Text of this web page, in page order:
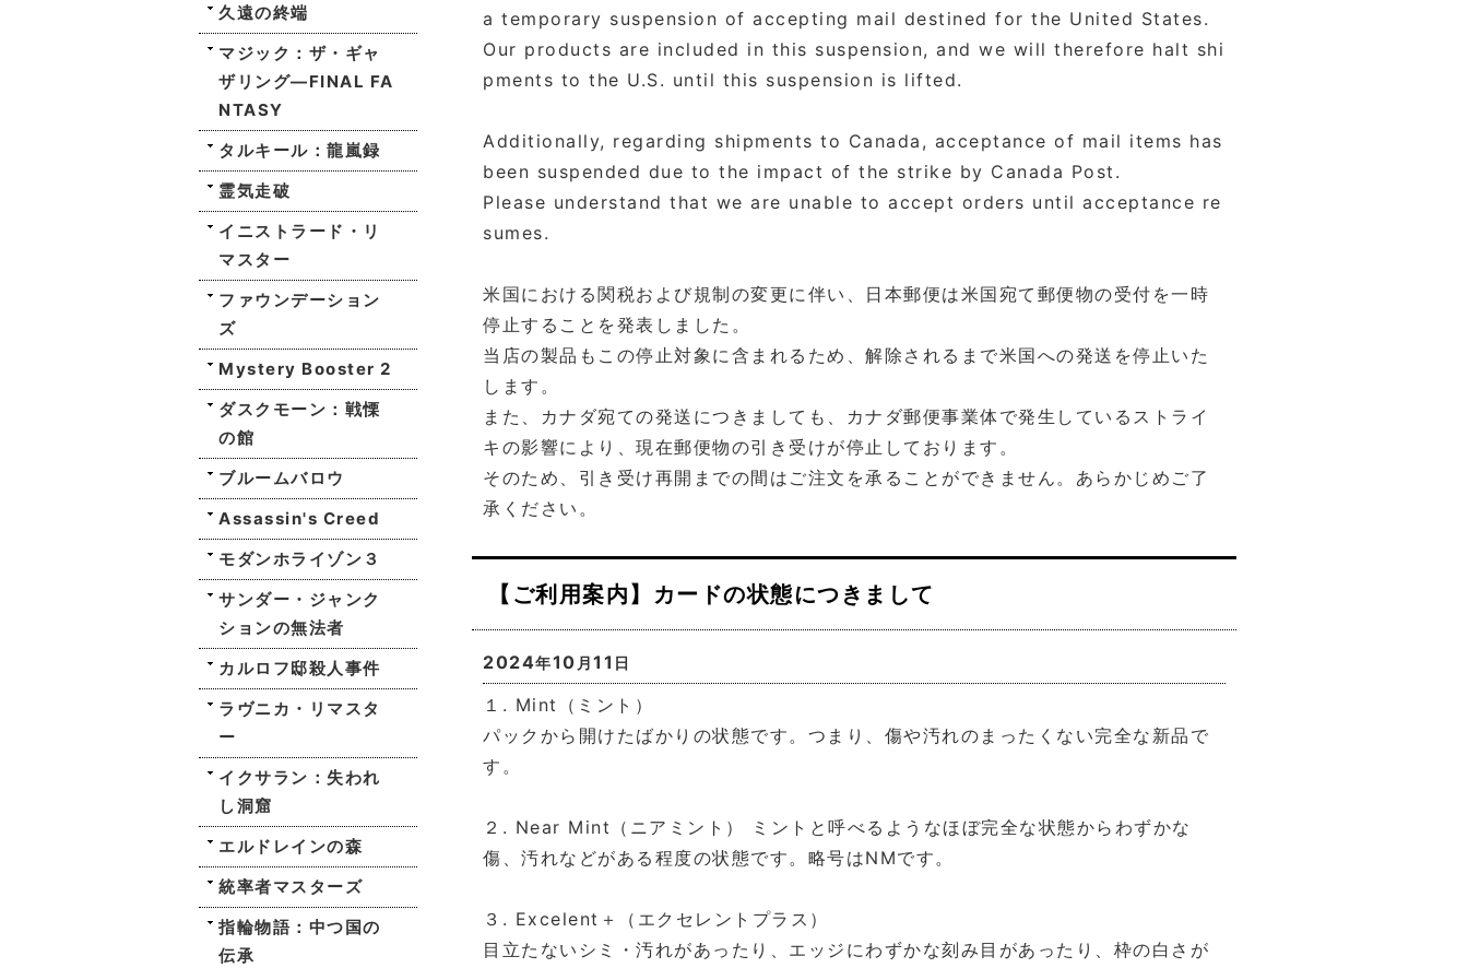
久遠の終端
マジック：ザ・ギャ
ザリング—FINAL FA
NTASY
タルキール：龍嵐録
霊気走破
イニストラード・リ
マスター
ファウンデーション
ズ
Mystery Booster 2
ダスクモーン：戦慄
の館
ブルームバロウ
Assassin's Creed
モダンホライゾン３
サンダー・ジャンク
ションの無法者
カルロフ邸殺人事件
ラヴニカ・リマスタ
ー
イクサラン：失われ
し洞窟
エルドレインの森
統率者マスターズ
指輪物語：中つ国の
伝承
a temporary suspension of accepting mail destined for the United States.
Our products are included in this suspension, and we will therefore halt shi
pments to the U.S. until this suspension is lifted.
Additionally, regarding shipments to Canada, acceptance of mail items has
been suspended due to the impact of the strike by Canada Post.
Please understand that we are unable to accept orders until acceptance re
sumes.
米国における関税および規制の変更に伴い、日本郵便は米国宛て郵便物の受付を一時
停止することを発表しました。
当店の製品もこの停止対象に含まれるため、解除されるまで米国への発送を停止いた
します。
また、カナダ宛ての発送につきましても、カナダ郵便事業体で発生しているストライ
キの影響により、現在郵便物の引き受けが停止しております。
そのため、引き受け再開までの間はご注文を承ることができません。あらかじめご了
承ください。
【ご利用案内】カードの状態につきまして
2024年10 月 11 日
１. Mint（ミント）
パックから開けたばかりの状態です。つまり、傷や汚れのまったくない完全な新品で
す。
２. Near Mint（ニアミント） ミントと呼べるようなほぼ完全な状態からわずかな
傷、汚れなどがある程度の状態です。略号はNMです。
３. Excelent＋（エクセレントプラス）
目立たないシミ・汚れがあったり、エッジにわずかな刻み目があったり、枠の白さが